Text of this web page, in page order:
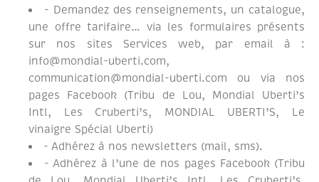
- Demandez des renseignements, un catalogue,
une offre tarifaire… via les formulaires présents
sur nos sites Services web, par email à :
info@mondial-uberti.com,
communication@mondial-uberti.com ou via nos
pages Facebook (Tribu de Lou, Mondial Uberti’s
Intl, Les Cruberti’s, MONDIAL UBERTI’S, Le
vinaigre Spécial Uberti)
- Adhérez à nos newsletters (mail, sms).
- Adhérez à l’une de nos pages Facebook (Tribu